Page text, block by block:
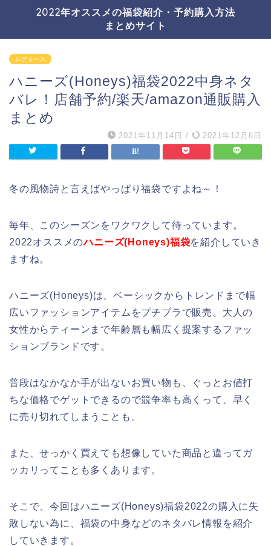
2022年オススメの福袋紹介・予約購入方法
まとめサイト
レディース
ハニーズ(Honeys)福袋2022中身ネタ
バレ！店舗予約/楽天/amazon通販購入
まとめ
2021年11月14日 / 2021年12月6日
冬の風物詩と言えばやっぱり福袋ですよね～！
毎年、このシーズンをワクワクして待っています。
2022オススメのハニーズ(Honeys)福袋を紹介していき
ますね。
ハニーズ(Honeys)は、ベーシックからトレンドまで幅
広いファッションアイテムをプチプラで販売。大人の
女性からティーンまで年齢層も幅広く提案するファッ
ションブランドです。
普段はなかなか手が出ないお買い物も、ぐっとお値打
ちな価格でゲットできるので競争率も高くって、早く
に売り切れてしまうことも。
また、せっかく買えても想像していた商品と違ってガ
ッカリってことも多くあります。
そこで、今回はハニーズ(Honeys)福袋2022の購入に失
敗しない為に、福袋の中身などのネタバレ情報を紹介
していきます。